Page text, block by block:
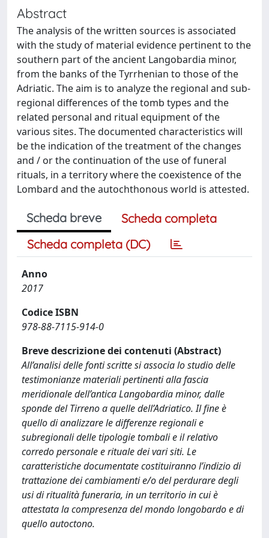
Abstract
The analysis of the written sources is associated
with the study of material evidence pertinent to the
southern part of the ancient Langobardia minor,
from the banks of the Tyrrhenian to those of the
Adriatic. The aim is to analyze the regional and sub-
regional differences of the tomb types and the
related personal and ritual equipment of the
various sites. The documented characteristics will
be the indication of the treatment of the changes
and / or the continuation of the use of funeral
rituals, in a territory where the coexistence of the
Lombard and the autochthonous world is attested.
Scheda breve
Scheda completa
Scheda completa (DC)
Anno
2017
Codice ISBN
978-88-7115-914-0
Breve descrizione dei contenuti (Abstract)
All’analisi delle fonti scritte si associa lo studio delle
testimonianze materiali pertinenti alla fascia
meridionale dell’antica Langobardia minor, dalle
sponde del Tirreno a quelle dell’Adriatico. Il fine è
quello di analizzare le differenze regionali e
subregionali delle tipologie tombali e il relativo
corredo personale e rituale dei vari siti. Le
caratteristiche documentate costituiranno l’indizio di
trattazione dei cambiamenti e/o del perdurare degli
usi di ritualità funeraria, in un territorio in cui è
attestata la compresenza del mondo longobardo e di
quello autoctono.